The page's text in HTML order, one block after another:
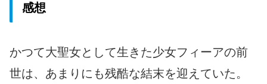
感想
かつて大聖女として生きた少女フィーアの前
世は、あまりにも残酷な結末を迎えていた。